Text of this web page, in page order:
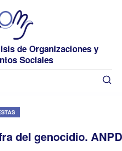
de Organizaciones y
Sociales
del genocidio.